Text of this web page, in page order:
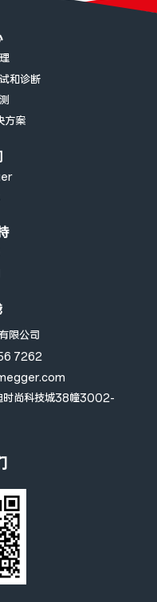
和诊断
方案
限公司
7262
时尚科技城38幢3002-